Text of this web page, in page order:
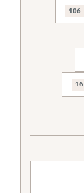
106
16